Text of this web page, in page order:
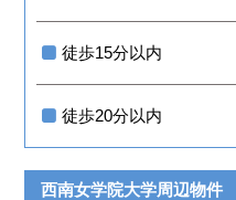
徒歩15分以内
徒歩20分以内
西南女学院大学周辺物件